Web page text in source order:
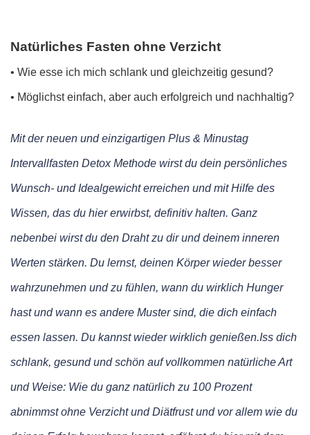
Natürliches Fasten ohne Verzicht
• Wie esse ich mich schlank und gleichzeitig gesund?
• Möglichst einfach, aber auch erfolgreich und nachhaltig?
Mit der neuen und einzigartigen Plus & Minustag
Intervallfasten Detox Methode wirst du dein persönliches
Wunsch- und Idealgewicht erreichen und mit Hilfe des
Wissen, das du hier erwirbst, definitiv halten. Ganz
nebenbei wirst du den Draht zu dir und deinem inneren
Werten stärken. Du lernst, deinen Körper wieder besser
wahrzunehmen und zu fühlen, wann du wirklich Hunger
hast und wann es andere Muster sind, die dich einfach
essen lassen. Du kannst wieder wirklich genießen.Iss dich
schlank, gesund und schön auf vollkommen natürliche Art
und Weise: Wie du ganz natürlich zu 100 Prozent
abnimmst ohne Verzicht und Diätfrust und vor allem wie du